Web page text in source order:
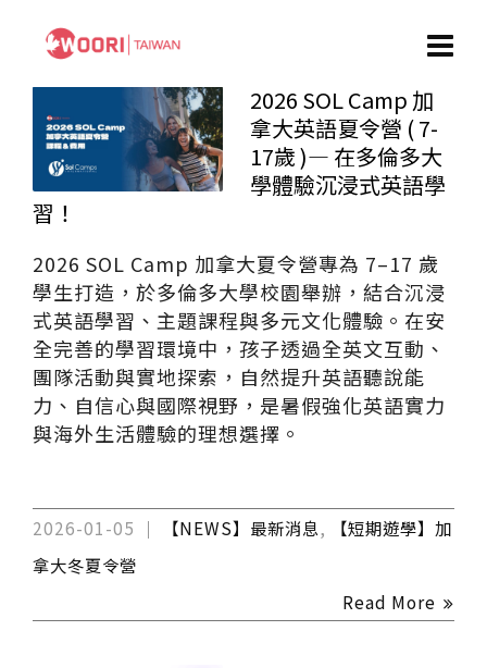
2026 SOL Camp 加
拿大英語夏令營 ( 7-
17歲 )— 在多倫多大
學體驗沉浸式英語學
習！
2026 SOL Camp 加拿大夏令營專為 7–17 歲
學生打造，於多倫多大學校園舉辦，結合沉浸
式英語學習、主題課程與多元文化體驗。在安
全完善的學習環境中，孩子透過全英文互動、
團隊活動與實地探索，自然提升英語聽說能
力、自信心與國際視野，是暑假強化英語實力
與海外生活體驗的理想選擇。
2026-01-05 【NEWS】最新消息,
【短期遊學】加
拿大冬夏令營
Read More